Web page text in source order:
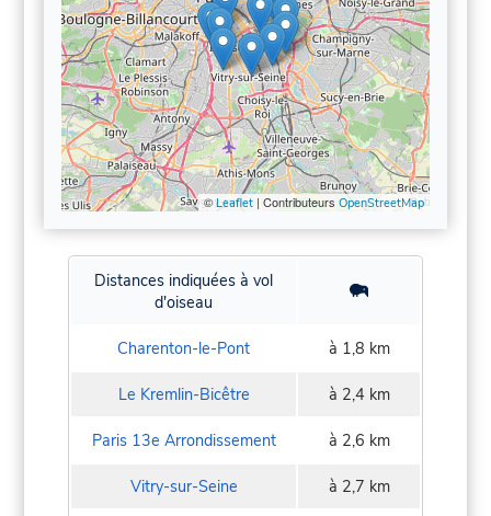
©Leaflet| Contributeurs OpenStreetMap
Distances indiquées à vol
d'oiseau
Charenton-le-Pont à 1,8 km
Le Kremlin-Bicêtre à 2,4 km
Paris 13e Arrondissement à 2,6 km
Vitry-sur-Seine à 2,7 km